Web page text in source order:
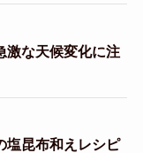
激な天候変化に注
塩昆布和えレシピ